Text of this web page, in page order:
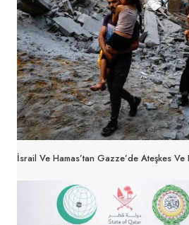
İsrail Ve Hamas’tan Gazze’de Ateşkes Ve